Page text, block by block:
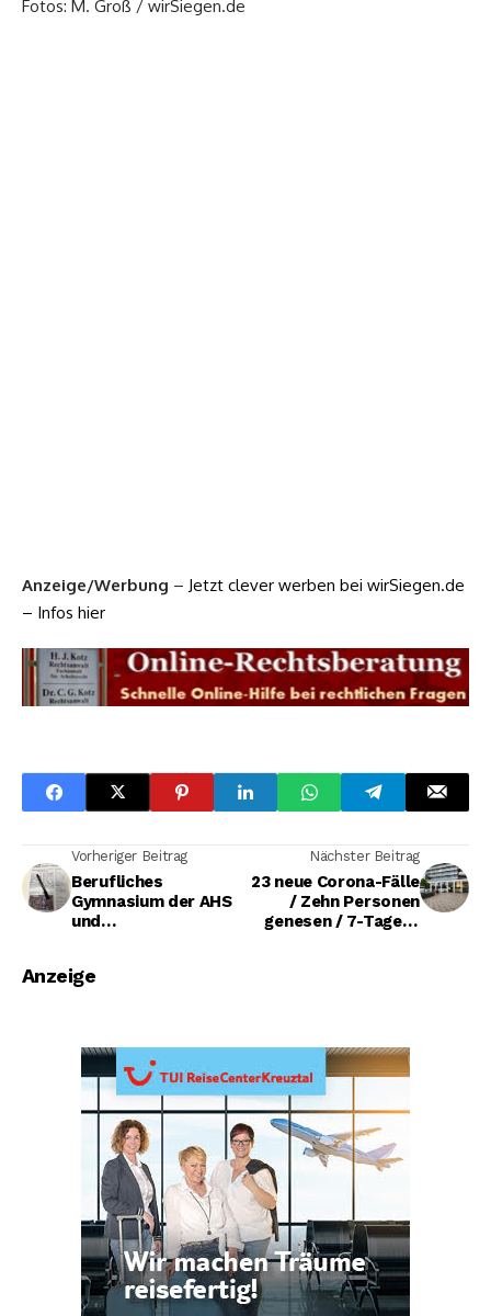
Fotos: M. Groß / wirSiegen.de
Anzeige/Werbung – Jetzt clever werben bei wirSiegen.de
– Infos hier
Vorheriger Beitrag
Berufliches
Gymnasium der AHS
und
Zielgerade
Nächster Beitrag
23 neue Corona-Fälle
/ Zehn Personen
genesen / 7-Tages-
Anzeige